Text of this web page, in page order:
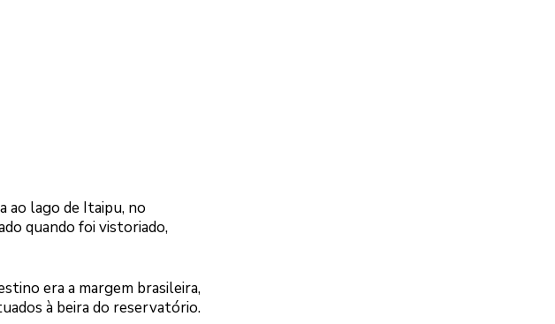
ao lago de Itaipu, no
quando foi vistoriado,
era a margem brasileira,
à beira do reservatório.